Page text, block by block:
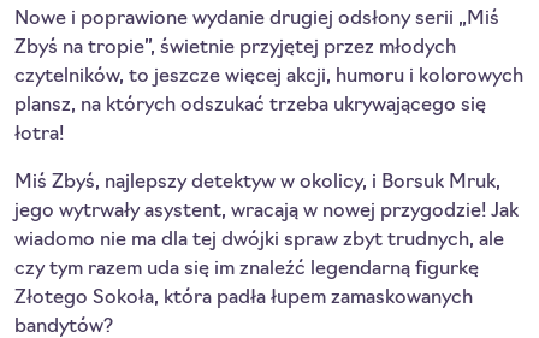
Nowe i poprawione wydanie drugiej odsłony serii „Miś
Zbyś na tropie”, świetnie przyjętej przez młodych
czytelników, to jeszcze więcej akcji, humoru i kolorowych
plansz, na których odszukać trzeba ukrywającego się
łotra!
Miś Zbyś, najlepszy detektyw w okolicy, i Borsuk Mruk,
jego wytrwały asystent, wracają w nowej przygodzie! Jak
wiadomo nie ma dla tej dwójki spraw zbyt trudnych, ale
czy tym razem uda się im znaleźć legendarną figurkę
Złotego Sokoła, która padła łupem zamaskowanych
bandytów?